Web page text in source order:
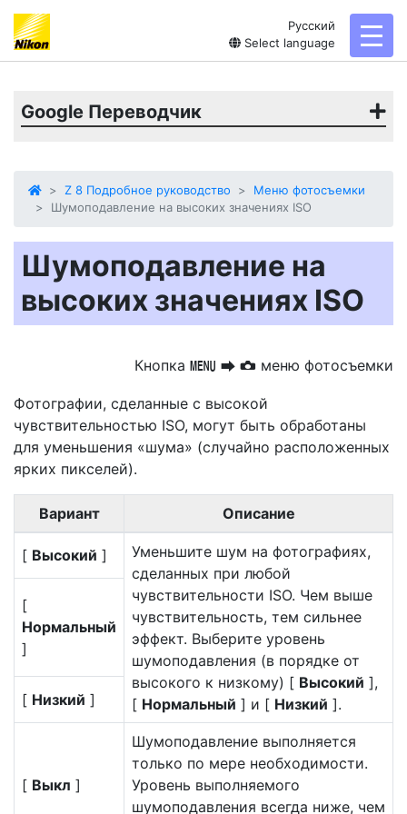
Русский
Select language
Google Переводчик
Z 8 Подробное руководство
Меню фотосъемки
Шумоподавление на высоких значениях ISO
Шумоподавление на
высоких значениях ISO
Кнопка G U C меню фотосъемки
Фотографии, сделанные с высокой
чувствительностью ISO, могут быть обработаны
для уменьшения «шума» (случайно расположенных
ярких пикселей).
Вариант Описание
[ Высокий ]
Уменьшите шум на фотографиях,
сделанных при любой
чувствительности ISO. Чем выше
чувствительность, тем сильнее
эффект. Выберите уровень
шумоподавления (в порядке от
высокого к низкому) [ Высокий ],
[ Нормальный ] и [ Низкий ].
[
Нормальный
]
[ Низкий ]
[ Выкл ]
Шумоподавление выполняется
только по мере необходимости.
Уровень выполняемого
шумоподавления всегда ниже, чем